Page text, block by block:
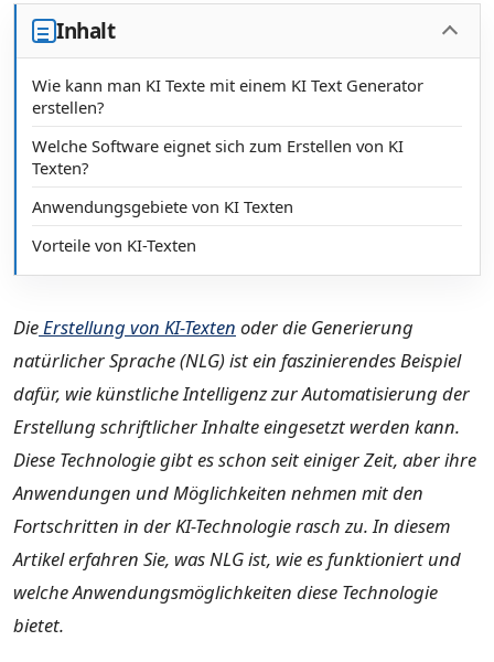
Inhalt
Wie kann man KI Texte mit einem KI Text Generator
erstellen?
Welche Software eignet sich zum Erstellen von KI
Texten?
Anwendungsgebiete von KI Texten
Vorteile von KI-Texten
DieErstellung von KI-Texten oder die Generierung
natürlicher Sprache (NLG) ist ein faszinierendes Beispiel
dafür, wie künstliche Intelligenz zur Automatisierung der
Erstellung schriftlicher Inhalte eingesetzt werden kann.
Diese Technologie gibt es schon seit einiger Zeit, aber ihre
Anwendungen und Möglichkeiten nehmen mit den
Fortschritten in der KI-Technologie rasch zu. In diesem
Artikel erfahren Sie, was NLG ist, wie es funktioniert und
welche Anwendungsmöglichkeiten diese Technologie
bietet.